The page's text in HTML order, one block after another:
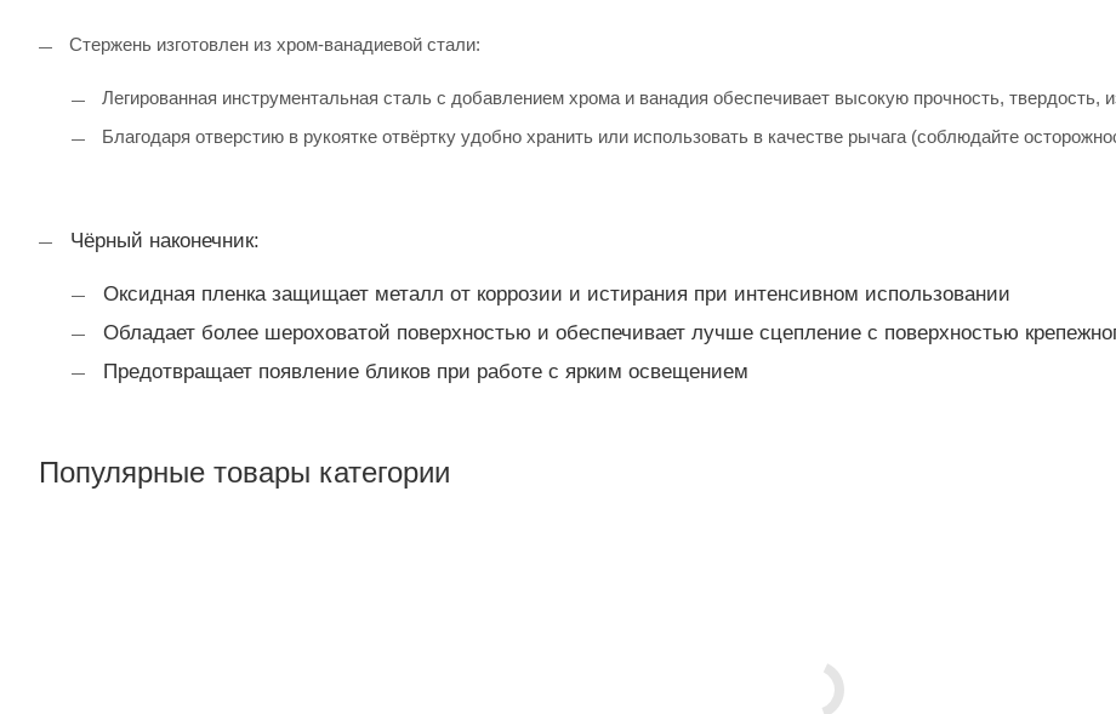
Стержень изготовлен из хром-ванадиевой стали:
Легированная инструментальная сталь с добавлением хрома и ванадия обеспечивает высокую прочность, твердость,
Благодаря отверстию в рукоятке отвёртку удобно хранить или использовать в качестве рычага (соблюдайте
Чёрный наконечник:
Оксидная пленка защищает металл от коррозии и истирания при интенсивном использовании
Обладает более шероховатой поверхностью и обеспечивает лучше сцепление с поверхностью
Предотвращает появление бликов при работе с ярким освещением
Популярные товары категории